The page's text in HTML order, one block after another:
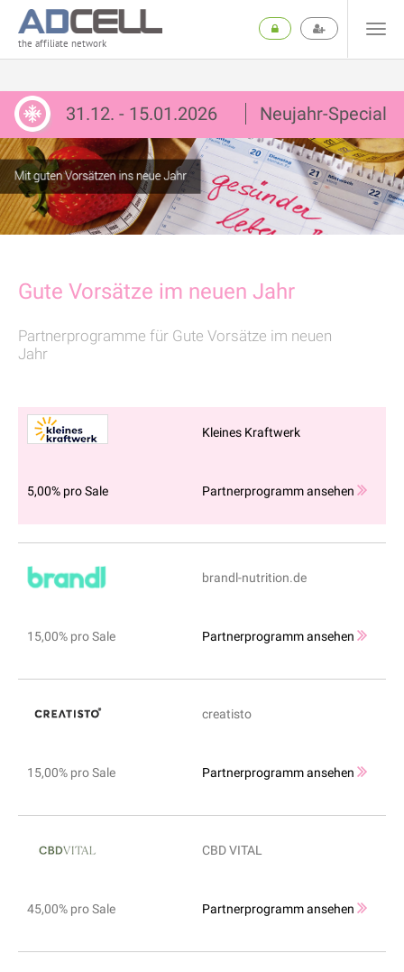
the affiliate network
31.12. - 15.01.2026 Neujahr-Special
Gute Vorsätze im neuen Jahr
Partnerprogramme für Gute Vorsätze im neuen
Jahr
Kleines Kraftwerk
5,00% pro Sale Partnerprogramm ansehen
brandl-nutrition.de
15,00% pro Sale Partnerprogramm ansehen
creatisto
15,00% pro Sale Partnerprogramm ansehen
CBD VITAL
45,00% pro Sale Partnerprogramm ansehen